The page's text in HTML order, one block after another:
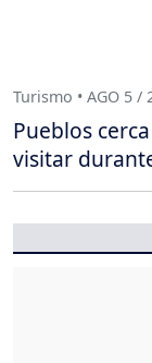
Turismo • AGO 5 /
Pueblos
visitar